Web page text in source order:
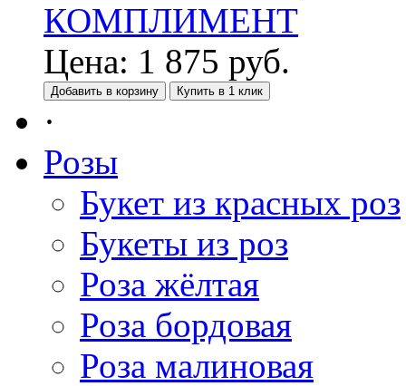
КОМПЛИМЕНТ
Цена: 1 875 руб.
Добавить в корзину Купить в 1 клик
·
Розы
Букет из красных роз
Букеты из роз
Роза жёлтая
Роза бордовая
Роза малиновая